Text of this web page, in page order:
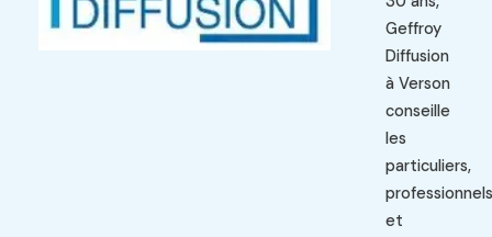
Geffroy
Diffusion
à Verson
conseille
les
particuliers,
professionnels
et